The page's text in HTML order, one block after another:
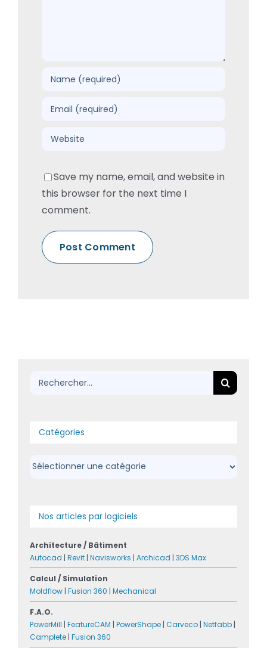
Save my name, email, and website in
this browser for the next time I
comment.
Rechercher:
Catégories
Catégories
Nos articles par logiciels
Architecture / Bâtiment
Autocad | Revit | Navisworks | Archicad | 3DS Max
Calcul / Simulation
Moldflow | Fusion 360 | Mechanical
F.A.O.
PowerMill | FeatureCAM | PowerShape | Carveco | Netfabb |
Camplete | Fusion 360